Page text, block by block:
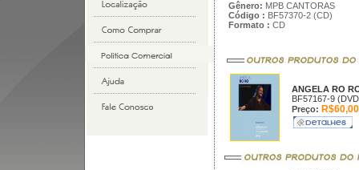
Gênero: MPB CANTORAS
Código : BF57370-2 (CD)
Formato : CD
ANGELA RO
BF57167-9
Preço: R$60,00